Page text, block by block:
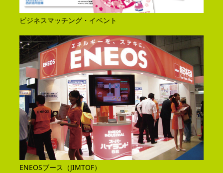
ビジネスマッチング・イベント
ENEOSブース（JIMTOF）